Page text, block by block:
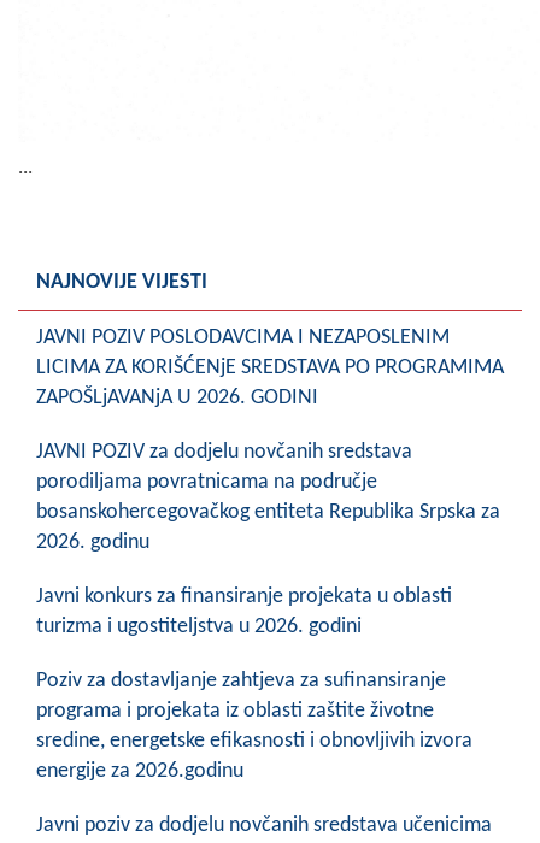
...
NAJNOVIJE VIJESTI
JAVNI POZIV POSLODAVCIMA I NEZAPOSLENIM
LICIMA ZA KORIŠĆENjE SREDSTAVA PO PROGRAMIMA
ZAPOŠLjAVANjA U 2026. GODINI
JAVNI POZIV za dodjelu novčanih sredstava
porodiljama povratnicama na područje
bosanskohercegovačkog entiteta Republika Srpska za
2026. godinu
Javni konkurs za finansiranje projekata u oblasti
turizma i ugostiteljstva u 2026. godini
Poziv za dostavljanje zahtjeva za sufinansiranje
programa i projekata iz oblasti zaštite životne
sredine, energetske efikasnosti i obnovljivih izvora
energije za 2026.godinu
Javni poziv za dodjelu novčanih sredstava učenicima